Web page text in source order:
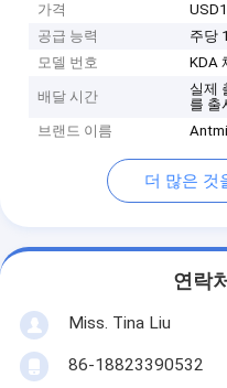
가격
공급 능력
주당
모델 번호
KDA
배달 시간
실제
를 출
브랜드 이름
더 많은 것
연락
Miss. Tina Liu
86-18823390532